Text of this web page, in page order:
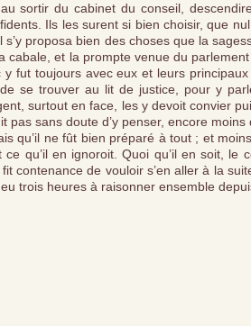
sortir du cabinet du conseil,
Ils les surent si bien choisir, que nul
proposa bien des choses que la
cabale, et la prompte venue du
fut toujours avec eux et leurs
se trouver au lit de justice, pour y
surtout en face, les y devoit convier
sans doute d’y penser, encore
qu’il ne fût bien préparé à tout ; et
qu’il en ignoroit. Quoi qu’il en soit, le
contenance de vouloir s’en aller à la
trois heures à raisonner ensemble